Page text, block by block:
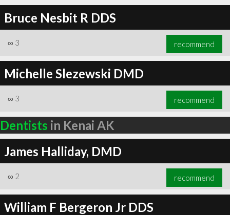
Bruce Nesbit R DDS
∞ 3 recommend
Michelle Slezewski DMD
∞ 3 recommend
Dentists in Kenai AK
James Halliday, DMD
∞ 2 recommend
William F Bergeron Jr DDS